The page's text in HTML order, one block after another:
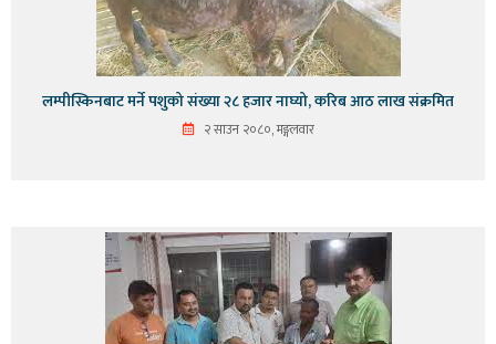
लम्पीस्किनबाट मर्ने पशुको संख्या २८ हजार नाघ्यो, करिब आठ लाख संक्रमित
२ साउन २०८०, मङ्गलवार